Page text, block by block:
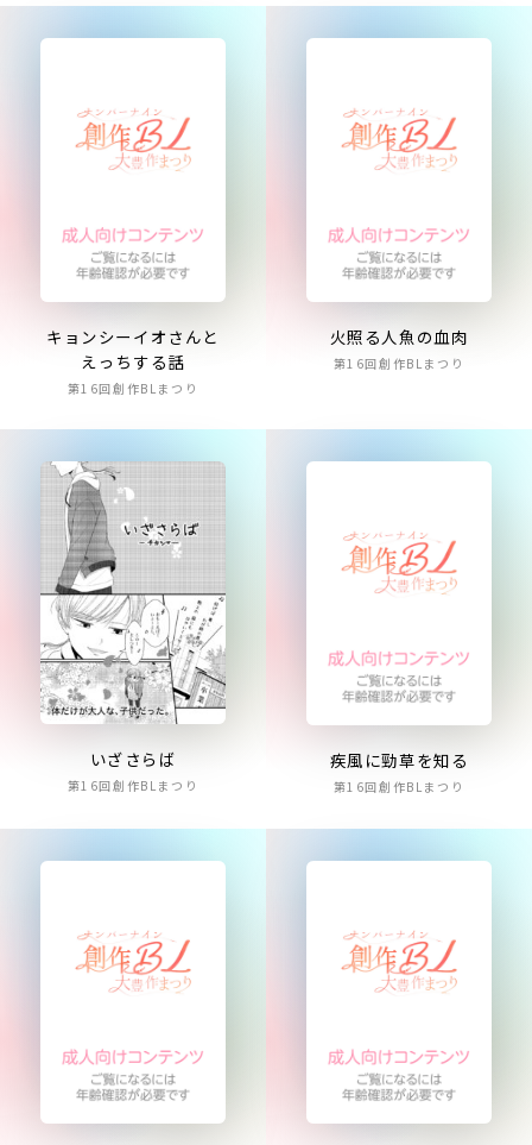
キョンシーイオさんと
えっちする話
第16回創作BLまつり
火照る人魚の血肉
第16回創作BLまつり
いざさらば
第16回創作BLまつり
疾風に勁草を知る
第16回創作BLまつり